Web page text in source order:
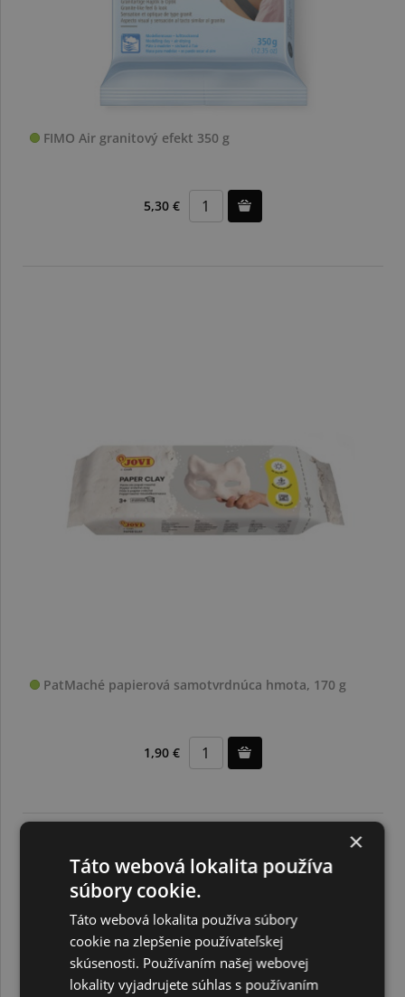
FIMO Air granitový efekt 350 g
5,30 €
PatMaché papierová samotvrdnúca hmota, 170 g
1,90 €
×
Táto webová lokalita používa
súbory cookie.
Táto webová lokalita používa súbory
cookie na zlepšenie používateľskej
skúsenosti. Používaním našej webovej
lokality vyjadrujete súhlas s používaním